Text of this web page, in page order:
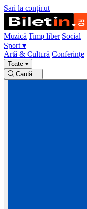
Sari la conținut
Muzică Timp liber Social
Sport ▾
Artă & Cultură Conferințe
Toate ▾
Caută…